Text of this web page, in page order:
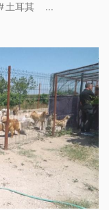
土耳其 ...